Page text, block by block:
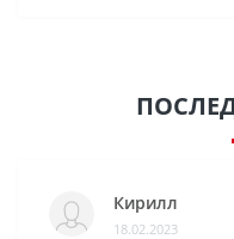
Кирилл
18.02.2023